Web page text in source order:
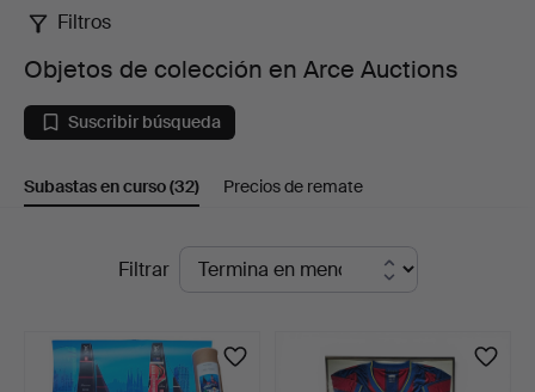
Objetos
de
colección
en
Filtros
Objetos de colección en Arce Auctions
Suscribir búsqueda
Subastas en curso(32) Precios de remate
Subastas
curso
Filtrar